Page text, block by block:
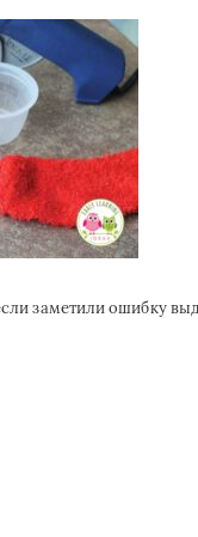
заметили ошибку